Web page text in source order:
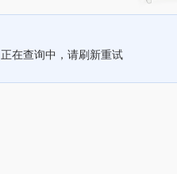
正在查询中，请刷新重试